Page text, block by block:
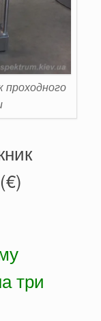
проходного
три